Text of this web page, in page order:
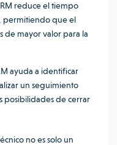
reduce el tiempo
permitiendo que el
de mayor valor para la
ayuda a identificar
un seguimiento
posibilidades de cerrar
no es solo un